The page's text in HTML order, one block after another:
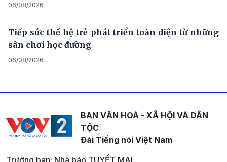
06/08/2026
Tiếp sức thế hệ trẻ phát triển toàn diện từ những
sân chơi học đường
06/08/2026
BAN VĂN HOÁ - XÃ HỘI VÀ DÂN
TỘC
Đài Tiếng nói Việt Nam
Trưởng ban: Nhà báo TUYẾT MAI